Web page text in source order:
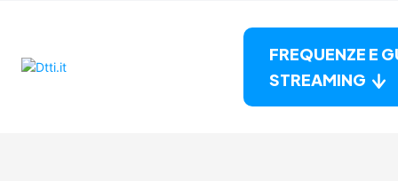
FREQUENZE E
STREAMING